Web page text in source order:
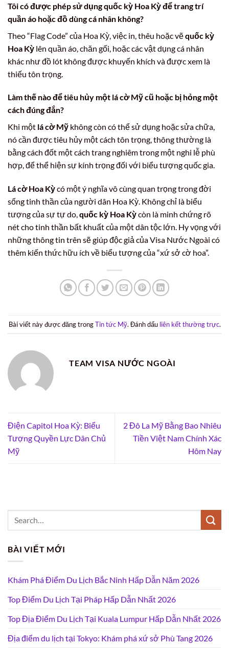
Tôi có được phép sử dụngquốc kỳ Hoa Kỳđể trang trí
quần áo hoặc đồ dùng cá nhân không?
Theo “Flag Code” của Hoa Kỳ, việc in, thêu hoặc vẽquốc kỳ
Hoa Kỳ lên quần áo, chăn gối, hoặc các vật dụng cá nhân
khác như đồ lót không được khuyến khích và được xem là
thiếu tôn trọng.
Làm thế nào để tiêu hủy một lá cờ Mỹcũ hoặc bị hỏng một
cách đúng đắn?
Khi một lá cờ Mỹ không còn có thể sử dụng hoặc sửa chữa,
nó cần được tiêu hủy một cách tôn trọng, thông thường là
bằng cách đốt một cách trang nghiêm trong một nghi lễ phù
hợp, để thể hiện sự kính trọng đối với biểu tượng quốc gia.
Lá cờ Hoa Kỳcó một ý nghĩa vô cùng quan trọng trong đời
sống tinh thần của người dân Hoa Kỳ. Không chỉ là biểu
tượng của sự tự do,quốc kỳ Hoa Kỳcòn là minh chứng rõ
nét cho tinh thần bất khuất của một dân tộc lớn. Hy vọng với
những thông tin trên sẽ giúp độc giả của Visa Nước Ngoài có
thêm kiến thức hữu ích về biểu tượng của “xứ sở cờ hoa”.
Bài viết này được đăng trongTin tức Mỹ. Đánh dấu liên kết thường trực.
TEAM VISA NƯỚC NGOÀI
Điện Capitol Hoa Kỳ: Biểu
Tượng Quyền Lực Dân Chủ
Mỹ
2 Đô La Mỹ Bằng Bao Nhiêu
Tiền Việt Nam Chính Xác
Hôm Nay
BÀI VIẾT MỚI
Khám Phá Điểm Du Lịch Bắc Ninh Hấp Dẫn Năm 2026
Top Điểm Du Lịch Tại Pháp Hấp Dẫn Nhất 2026
Top Địa Điểm Du Lịch Tại Kuala Lumpur Hấp Dẫn Nhất 2026
Địa điểm du lịch tại Tokyo: Khám phá xứ sở Phù Tang 2026